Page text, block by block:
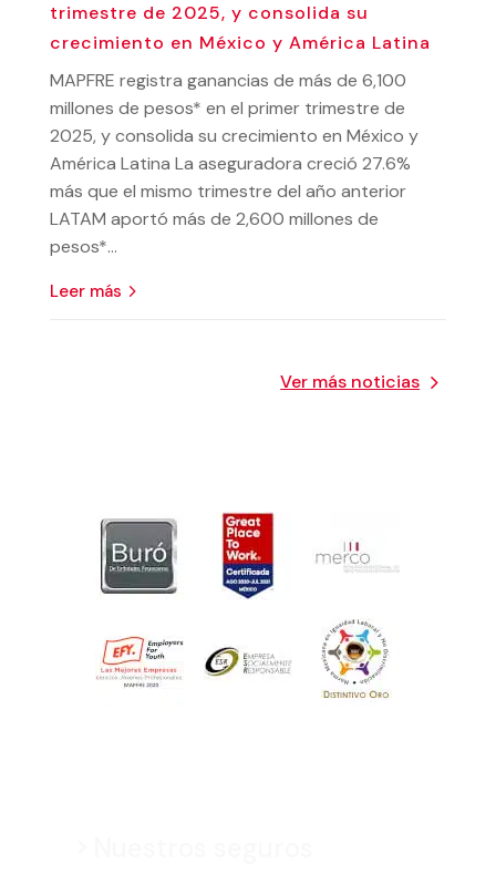
trimestre de 2025, y consolida su
crecimiento en México y América Latina
MAPFRE registra ganancias de más de 6,100
millones de pesos* en el primer trimestre de
2025, y consolida su crecimiento en México y
América Latina La aseguradora creció 27.6%
más que el mismo trimestre del año anterior
LATAM aportó más de 2,600 millones de
pesos*...
leer más
Ver más noticias